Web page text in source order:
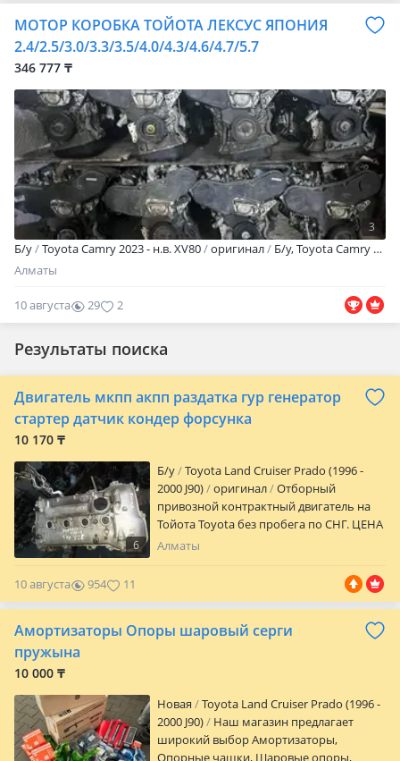
МОТОР КОРОБКА ТОЙОТА ЛЕКСУС ЯПОНИЯ
2.4/2.5/3.0/3.3/3.5/4.0/4.3/4.6/4.7/5.7
346 777 ₸
3
Б/y Toyota Camry 2023 - н.в. XV80 оригинал
Б/y, Toyota Camry 2017 — 2021 XV70, Оригинал, Офигенные привозные двигатели с Японии, ждут Вас в идеальном состоянии Качественная замена в ПОДАРОК Масла, фильтра в ПОДАРОК Гарантия от поставщика Прямые поставки ЦЕНЫ И НАЛИЧИЕ УТОЧНЯТЬ Без посредников и переплат Мы ждем Вас, чтобы решить Вашу проблему раз и навсегда! ПРИЕЗЖАЙ ТЫ НАС УЖЕ НАШЕЛ
Алматы
10 августа 29 2
Результаты поиска
Двигатель мкпп акпп раздатка гур генератор
стартер датчик кондер форсунка
10 170 ₸
6
Б/y
Toyota Land Cruiser Prado (1996 -
2000 J90)
оригинал
Отборный
привозной контрактный двигатель на
Тойота Toyota без пробега по СНГ. ЦЕНА
Цену надо уточнять на момент покупки.
проверку запчасти 14 дней. Проверка
двигателей видеоэндоскопом, проверка
навесного оборудования на стендах.
Фото-видео отчет проверки. СЕРВИС
профессиональная диагностика,
обслуживание под ключ с гарантией.
ОПЛАТА Наличными, переводы,
удаленно через QR, RED, рассрочка,
Алматы
10 августа 954 11
Амортизаторы Опоры шаровый серги
пружына
10 000 ₸
Новая
Toyota Land Cruiser Prado (1996 -
2000 J90)
Наш магазин предлагает
широкий выбор Амортизаторы,
Опорные чашки, Шаровые опоры,